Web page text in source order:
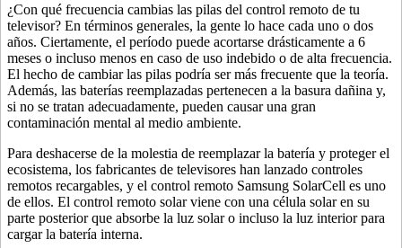
¿Con qué frecuencia cambias las pilas del control remoto de tu
televisor? En términos generales, la gente lo hace cada uno o dos
años. Ciertamente, el período puede acortarse drásticamente a 6
meses o incluso menos en caso de uso indebido o de alta frecuencia.
El hecho de cambiar las pilas podría ser más frecuente que la teoría.
Además, las baterías reemplazadas pertenecen a la basura dañina y,
si no se tratan adecuadamente, pueden causar una gran
contaminación mental al medio ambiente.
Para deshacerse de la molestia de reemplazar la batería y proteger el
ecosistema, los fabricantes de televisores han lanzado controles
remotos recargables, y el control remoto Samsung SolarCell es uno
de ellos. El control remoto solar viene con una célula solar en su
parte posterior que absorbe la luz solar o incluso la luz interior para
cargar la batería interna.